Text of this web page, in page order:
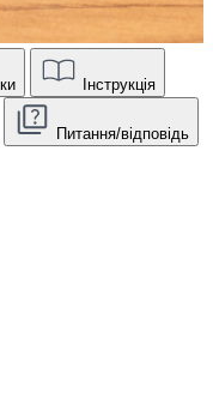
Інструкція
Питання/відповідь